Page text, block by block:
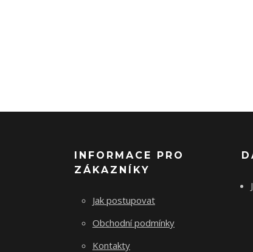
INFORMACE PRO
ZÁKAZNÍKY
Jak postupovat
Obchodní podmínky
Kontakty